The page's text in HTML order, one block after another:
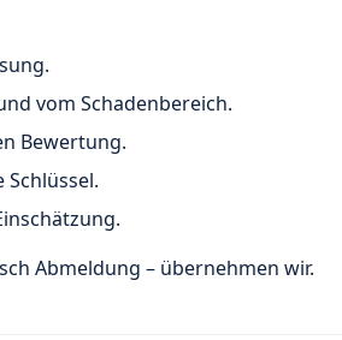
vom Schadenbereich.
Bewertung.
Abmeldung – übernehmen wir.